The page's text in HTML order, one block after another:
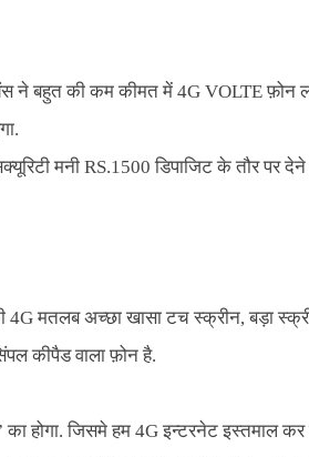
ने बहुत की कम कीमत में 4G VOLTE फ़ोन
मनी RS.1500 डिपाजिट के तौर पर
4Gमतलब अच्छा खासा टच स्क्रीन, बड़ा
कीपैड वाला फ़ोन है.
होगा. जिसमे हम 4Gइन्टरनेट इस्तमाल कर